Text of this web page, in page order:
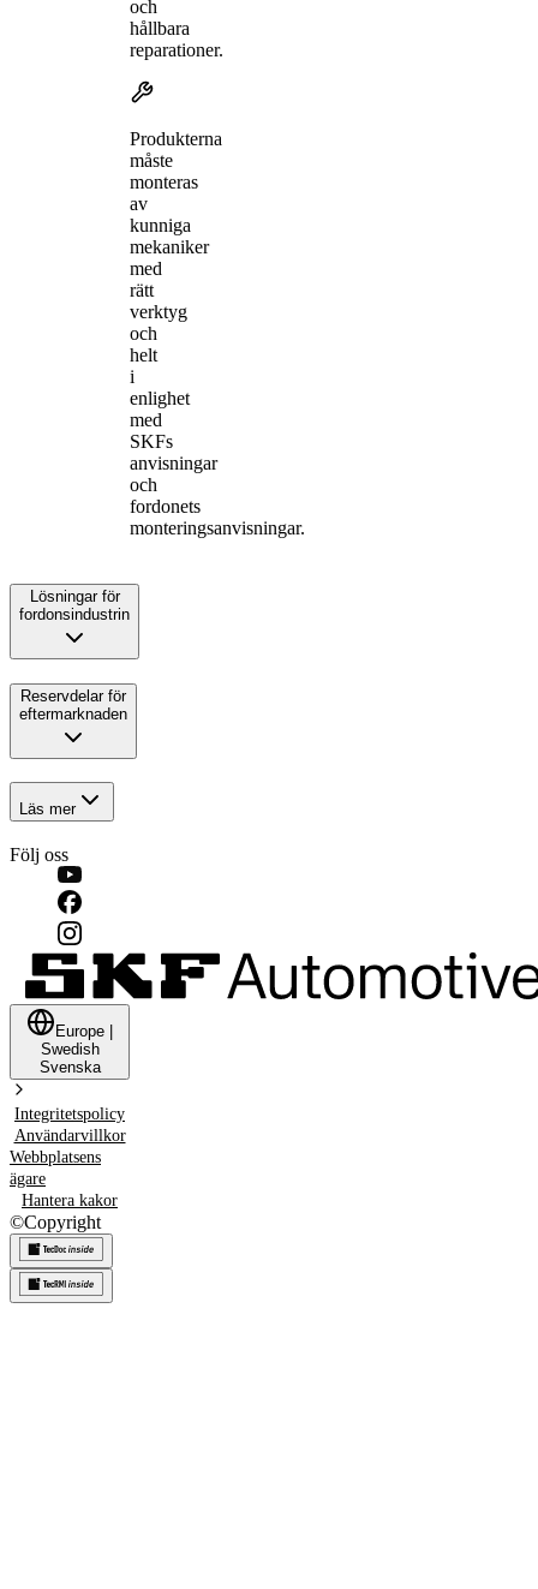
och
hållbara
reparationer.
Produkterna
måste
monteras
av
kunniga
mekaniker
med
rätt
verktyg
och
helt
i
enlighet
med
SKFs
anvisningar
och
fordonets
monteringsanvisningar.
Lösningar för
fordonsindustrin
Reservdelar för
eftermarknaden
Läs mer
Följ oss
Europe
Swedish
Svenska
Integritetspolicy
Användarvillkor
Webbplatsens
ägare
Hantera kakor
©Copyright